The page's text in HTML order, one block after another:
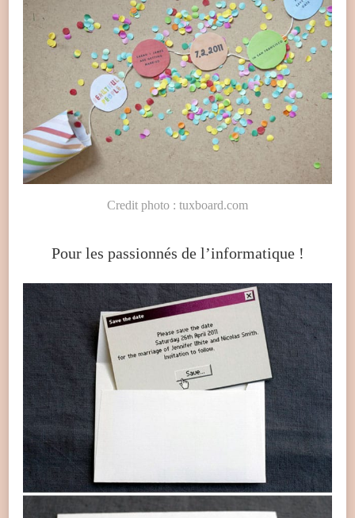
Credit photo : tuxboard.com
Pour les passionnés de l’informatique !